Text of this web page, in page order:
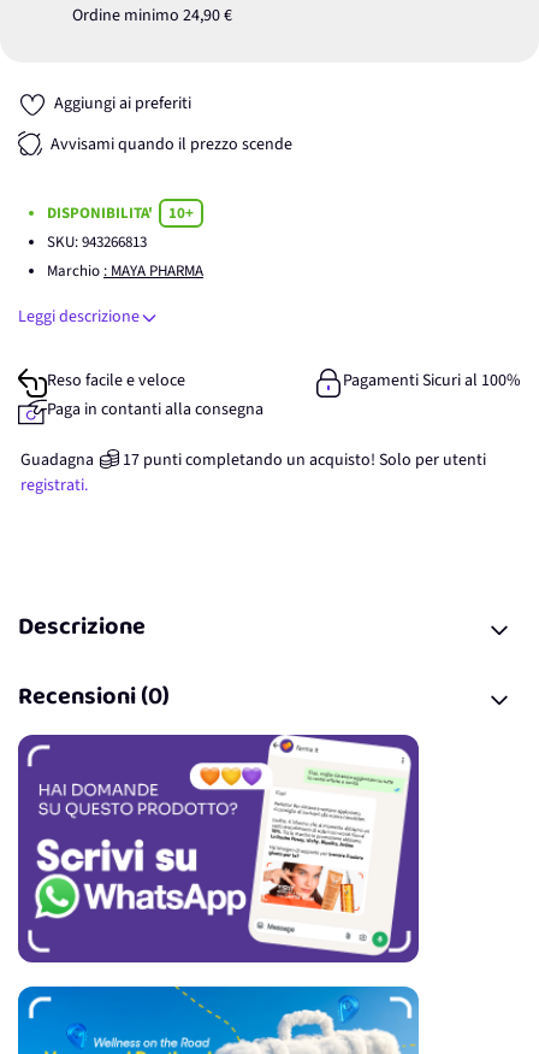
Ordine minimo 24,90 €
Aggiungi ai preferiti
Avvisami quando il prezzo scende
DISPONIBILITA'
10+
SKU:943266813
Marchio : MAYA PHARMA
Leggi descrizione
Reso facile e veloce
Pagamenti Sicuri al 100%
Paga in contanti alla consegna
Guadagna 17 punticompletando un acquisto! Solo per utenti
registrati.
Descrizione
Recensioni (0)